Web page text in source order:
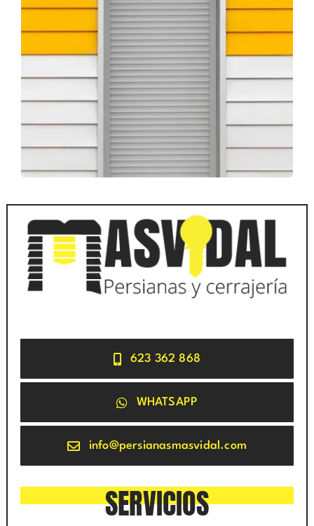
623 362 868
WHATSAPP
info@persianasmasvidal.com
SERVICIOS